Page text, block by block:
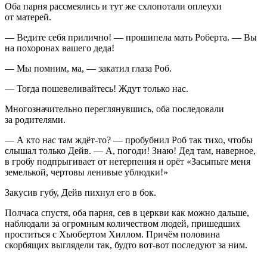
Оба парня рассмеялись и тут же схлопотали оплеухи
от матерей.
— Ведите себя прилично! — прошипела мать Роберта. — Вы
на похоронах вашего деда!
— Мы помним, ма, — закатил глаза Роб.
— Тогда пошевеливайтесь! Ждут только нас.
Многозначительно переглянувшись, оба последовали
за родителями.
— А кто нас там ждёт-то? — пробубнил Роб так тихо, чтобы
слышал только Дейв. — А, погоди! Знаю! Дед там, наверное,
в гробу подпрыгивает от нетерпения и орёт «Засыпьте меня
земелькой, чертовы ленивые ублюдки!»
Закусив губу, Дейв пихнул его в бок.
Полчаса спустя, оба парня, сев в церкви как можно дальше,
наблюдали за огромным количеством людей, пришедших
проститься с Хьюбертом Хиллом. Причём половина
скорбящих выглядели так, будто вот-вот последуют за ним.